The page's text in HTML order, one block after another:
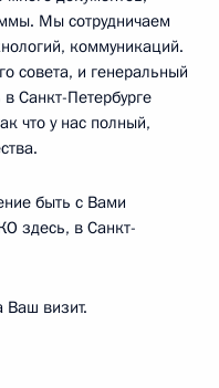
Мы сотрудничаем
коммуникаций.
совета, и генеральный
Санкт-Петербурге
что у нас полный,
быть с Вами
здесь, в Санкт-
визит.